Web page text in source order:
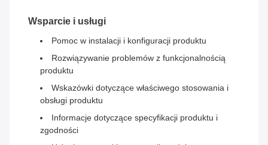
Wsparcie i usługi
Pomoc w instalacji i konfiguracji produktu
Rozwiązywanie problemów z funkcjonalnością
produktu
Wskazówki dotyczące właściwego stosowania i
obsługi produktu
Informacje dotyczące specyfikacji produktu i
zgodności